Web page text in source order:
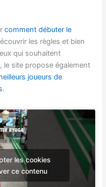
comment débuter le
les règles et bien
qui souhaitent
le site propose également
joueurs de
.
les cookies
ce contenu